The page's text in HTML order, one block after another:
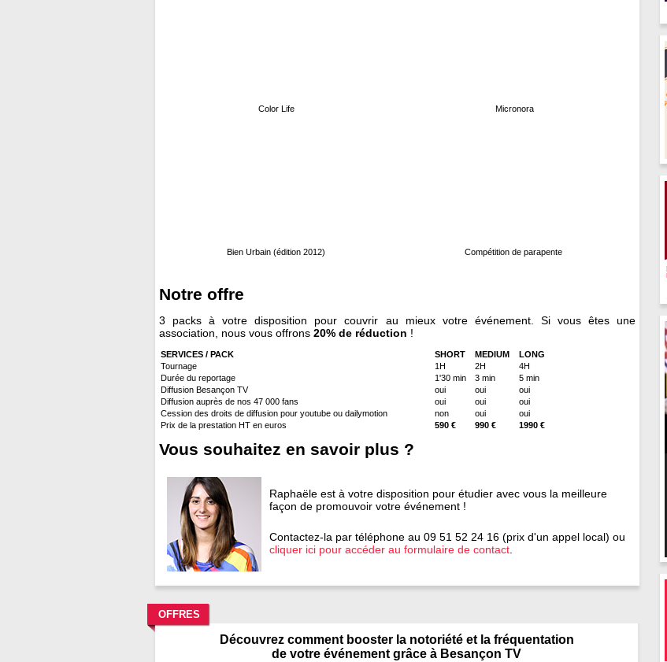
Color Life Micronora
Bien Urbain (édition 2012) Compétition de parapente
Notre offre
3 packs à votre disposition pour couvrir au mieux votre événement. Si vous êtes une
association, nous vous offrons 20% de réduction !
SERVICES / PACK SHORT MEDIUM
LONG
Tournage
1H 2H
4H
Durée du reportage
1'30 min 3 min
5 min
Diffusion Besançon TV
oui oui
oui
Diffusion auprès de nos 47 000 fans
oui oui
oui
Cession des droits de diffusion pour youtube ou dailymotion
non oui
oui
Prix de la prestation HT en euros
590 € 990 € 1990 €
Vous souhaitez en savoir plus ?
Raphaële est à votre disposition pour étudier avec vous la meilleure
façon de promouvoir votre événement !
Contactez-la par téléphone au 09 51 52 24 16 (prix d'un appel local) ou
cliquer ici pour accéder au formulaire de contact
OFFRES
Découvrez comment booster la notoriété et la fréquentation
de votre événement grâce à Besançon TV